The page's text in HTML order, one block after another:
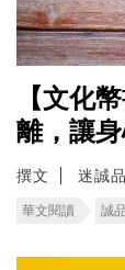
【文化
離，讓
撰文 迷誠
華文閱讀 誠